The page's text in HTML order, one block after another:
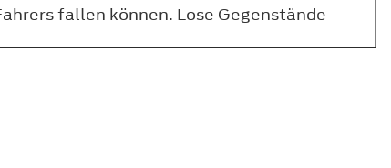
fallen können. Lose Gegenstände